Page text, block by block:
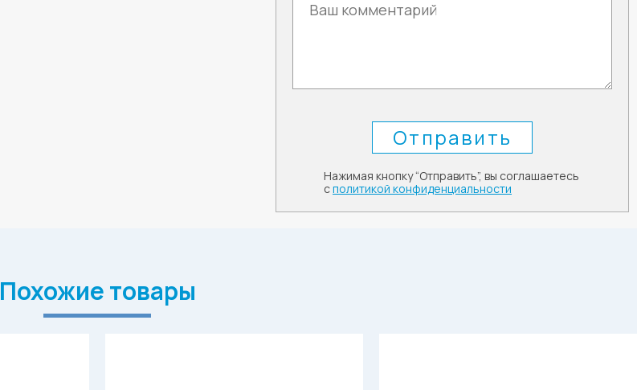
Нажимая кнопку “Отправить”, вы соглашаетесь
сполитикой конфиденциальности
Похожие товары